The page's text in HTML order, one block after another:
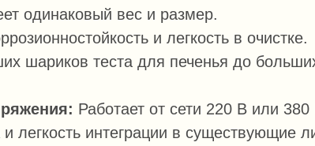
одинаковый вес и размер.
и легкость в очистке.
шариков теста для печенья до
Работает от сети 220 В или 380
легкость интеграции в существующие